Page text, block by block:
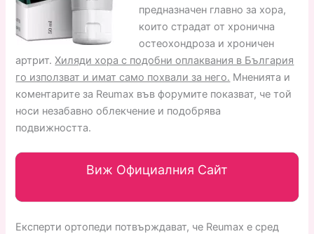
предназначен главно за хора,
които страдат от хронична
остеохондроза и хроничен
артрит.Хиляди хора с подобни оплаквания в България
го използват и имат само похвали за него. Мненията и
коментарите за Reumax във форумите показват, че той
носи незабавно облекчение и подобрява
подвижността.
Виж Официалния Сайт
Експерти ортопеди потвърждават, че Reumax е сред